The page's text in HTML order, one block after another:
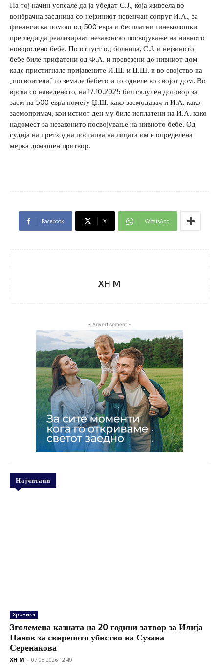
На тој начин успеале да ја убедат С.Ј., која живеела во
вонбрачна заедница со нејзиниот невенчан сопруг И.А., за
финансиска помош од 500 евра и бесплатни гинеколошки
прегледи да реализираат незаконско посвојување на нивното
новородено бебе. По отпуст од болница, С.Ј. и нејзиното
бебе биле прифатени од Ф.А. и превезени до нивниот дом
каде пристигнале пријавените И.Ш. и Џ.Ш. и во својство на
„посвоители“ го земале бебето и го однеле во својот дом. Во
врска со наведеното, на 17.10.2025 бил склучен договор за
заем на 500 евра помеѓу Џ.Ш. како заемодавач и И.А. како
заемопримач, кои истиот ден му биле исплатени на И.А. како
надомест за незаконито посвојување на нивното бебе. Од
судија на претходна постапка на лицата им е определена
мерка домашен притвор.
Facebook X WhatsApp
XH M
- Advertisement -
Најчитани
Хроника
Зголемена казната на 20 години затвор за Илија
Панов за свирепото убиство на Сузана
Серенакова
XH M - 07.08.2026 12:49